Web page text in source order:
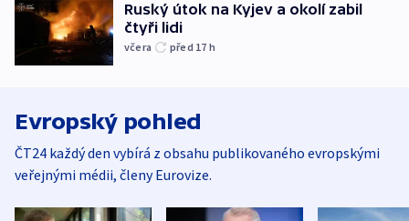
Ruský útok na Kyjev a okolí zabil
čtyři lidi
včera před 17 h
Evropský pohled
ČT24 každý den vybírá z obsahu publikovaného evropskými
veřejnými médii, členy Eurovize.